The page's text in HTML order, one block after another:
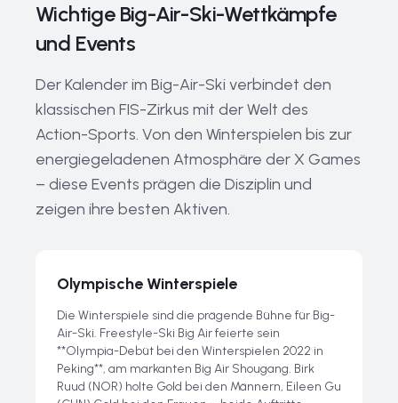
Wichtige Big-Air-Ski-Wettkämpfe
und Events
Der Kalender im Big-Air-Ski verbindet den
klassischen FIS-Zirkus mit der Welt des
Action-Sports. Von den Winterspielen bis zur
energiegeladenen Atmosphäre der X Games
– diese Events prägen die Disziplin und
zeigen ihre besten Aktiven.
Olympische Winterspiele
Die Winterspiele sind die prägende Bühne für Big-
Air-Ski. Freestyle-Ski Big Air feierte sein
**Olympia-Debüt bei den Winterspielen 2022 in
Peking**, am markanten Big Air Shougang. Birk
Ruud (NOR) holte Gold bei den Männern, Eileen Gu